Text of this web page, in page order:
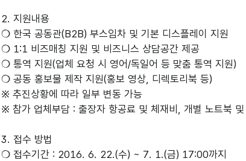
2. 지원내용
❍ 한국 공동관(B2B) 부스임차 및 기본 디스플레이 지원
❍ 1:1 비즈매칭 지원 및 비즈니스 상담공간 제공
❍ 통역 지원(업체 요청 시 영어/독일어 등 맞춤 통역 지원)
❍ 공동 홍보물 제작 지원(홍보 영상, 디렉토리북 등)
※ 추진상황에 따라 일부 변동 가능
※ 참가 업체부담 : 출장자 항공료 및 체재비, 개별 노트북 및
3. 접수 방법
❍ 접수기간 : 2016. 6. 22.(수) ~ 7. 1.(금) 17:00까지